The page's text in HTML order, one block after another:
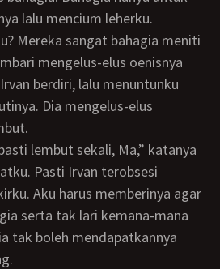
lalu mencium leherku.
mengelus-elus oenisnya
berdiri, lalu menuntunku
Dia mengelus-elus
Pasti Irvan terobsesi
Aku harus memberinya agar
serta tak lari kemana-mana
tak boleh mendapatkannya